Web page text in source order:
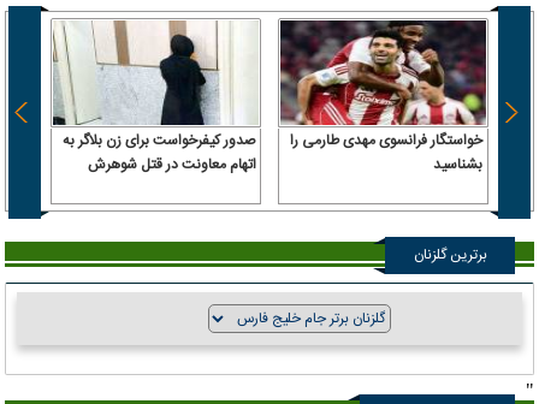
خواستگار فرانسوی مهدی طارمی را
بشناسید
صدور کیفرخواست برای زن بلاگر به
اتهام معاونت در قتل شوهرش
برترین گلزنان
"